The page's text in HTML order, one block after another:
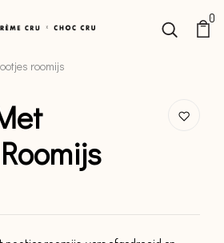
0
roomijs